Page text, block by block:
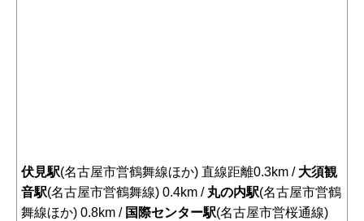
伏見駅(名古屋市営鶴舞線ほか) 直線距離0.3km / 大須観
音駅(名古屋市営鶴舞線) 0.4km / 丸の内駅(名古屋市営鶴
舞線ほか) 0.8km / 国際センター駅(名古屋市営桜通線)